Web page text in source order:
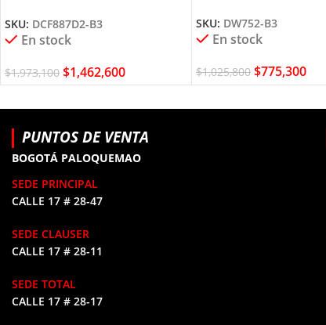
SKU: DCF887D2-B3
En stock
$1,973,100 $1,462,600
SKU: DW752-B3
En stock
$1,025,800 $775,300
PUNTOS DE VENTA
BOGOTÁ PALOQUEMAO
SEDE PRINCIPAL
CALLE 17 # 28-47
SEDE CLAUSER
CALLE 17 # 28-11
SEDE TOTAL
CALLE 17 # 28-17